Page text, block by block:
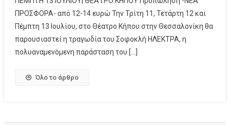
ΠΡΟΣΦΟΡΑ- από 12-14 ευρώ Την Τρίτη 11, Τετάρτη 12 και
Πέμπτη 13 Ιουλίου, στο Θέατρο Κήπου στην Θεσσαλονίκη θα
παρουσιαστεί η τραγωδία του Σοφοκλή ΗΛΕΚΤΡΑ, η
πολυαναμενόμενη παράσταση του […]
Όλο το άρθρο